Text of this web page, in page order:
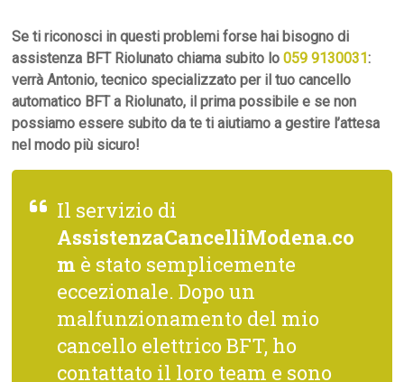
Se ti riconosci in questi problemi forse hai bisogno di
assistenza BFT Riolunato chiama subito lo059 9130031:
verrà Antonio, tecnico specializzato per il tuo cancello
automatico BFT a Riolunato, il prima possibile e se non
possiamo essere subito da te ti aiutiamo a gestire l’attesa
nel modo più sicuro!
Il servizio di
AssistenzaCancelliModena.co
m è stato semplicemente
eccezionale. Dopo un
malfunzionamento del mio
cancello elettrico BFT, ho
contattato il loro team e sono